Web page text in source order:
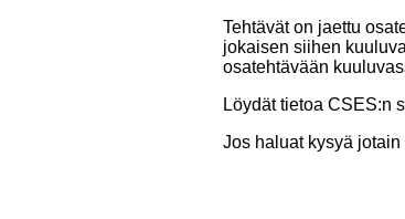
Tehtävät on jaettu
jokaisen siihen
osatehtävään
Löydät tietoa CSES:n
Jos haluat kysyä